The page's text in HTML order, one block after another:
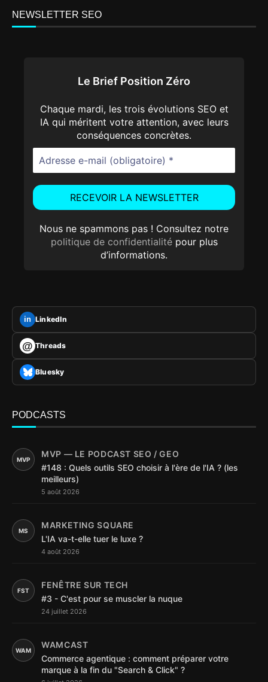
NEWSLETTER SEO
Le Brief Position Zéro
Chaque mardi, les trois évolutions SEO et
IA qui méritent votre attention, avec leurs
conséquences concrètes.
Nous ne spammons pas ! Consultez notre
politique de confidentialitépour plus
d’informations.
in LinkedIn
@ Threads
Bluesky
PODCASTS
MVP
MVP — LE PODCAST SEO / GEO
#148 : Quels outils SEO choisir à l'ère de l'IA ? (les
meilleurs)
5 août 2026
MS
MARKETING SQUARE
L'IA va-t-elle tuer le luxe ?
4 août 2026
FST
FENÊTRE SUR TECH
#3 - C'est pour se muscler la nuque
24 juillet 2026
WAM
WAMCAST
Commerce agentique : comment préparer votre
marque à la fin du "Search & Click" ?